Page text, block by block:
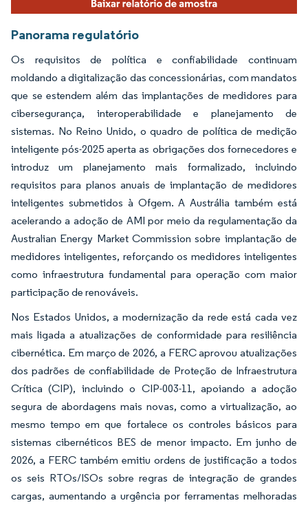
Panorama regulatório
Os requisitos de política e confiabilidade continuam
moldando a digitalização das concessionárias, com mandatos
que se estendem além das implantações de medidores para
cibersegurança, interoperabilidade e planejamento de
sistemas. No Reino Unido, o quadro de política de medição
inteligente pós-2025 aperta as obrigações dos fornecedores e
introduz um planejamento mais formalizado, incluindo
requisitos para planos anuais de implantação de medidores
inteligentes submetidos à Ofgem. A Austrália também está
acelerando a adoção de AMI por meio da regulamentação da
Australian Energy Market Commission sobre implantação de
medidores inteligentes, reforçando os medidores inteligentes
como infraestrutura fundamental para operação com maior
participação de renováveis.
Nos Estados Unidos, a modernização da rede está cada vez
mais ligada a atualizações de conformidade para resiliência
cibernética. Em março de 2026, a FERC aprovou atualizações
dos padrões de confiabilidade de Proteção de Infraestrutura
Crítica (CIP), incluindo o CIP-003-11, apoiando a adoção
segura de abordagens mais novas, como a virtualização, ao
mesmo tempo em que fortalece os controles básicos para
sistemas cibernéticos BES de menor impacto. Em junho de
2026, a FERC também emitiu ordens de justificação a todos
os seis RTOs/ISOs sobre regras de integração de grandes
cargas, aumentando a urgência por ferramentas melhoradas